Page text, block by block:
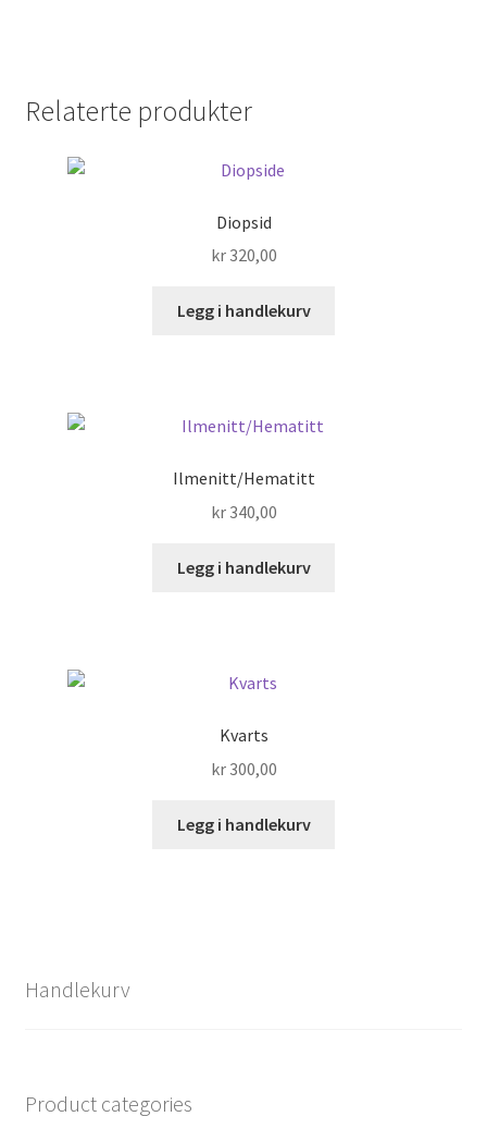
Relaterte produkter
Diopsid
kr320,00
Legg i handlekurv
Ilmenitt/Hematitt
kr340,00
Legg i handlekurv
Kvarts
kr300,00
Legg i handlekurv
Handlekurv
Product categories